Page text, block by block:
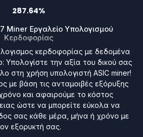
287.64%
Miner Εργαλείο Υπολογισμού
Κερδοφορίας
κερδοφορίας με δεδομένα
Υπολογίστε την αξία του δικού σας
στη χρήση υπολογιστή ASIC miner!
με βάση τις ανταμοιβές εξόρυξης
και αφαιρούμε το κόστος
ώστε να μπορείτε εύκολα να
σας κάθε μέρα, μήνα ή χρόνο με
εξορυκτή σας.